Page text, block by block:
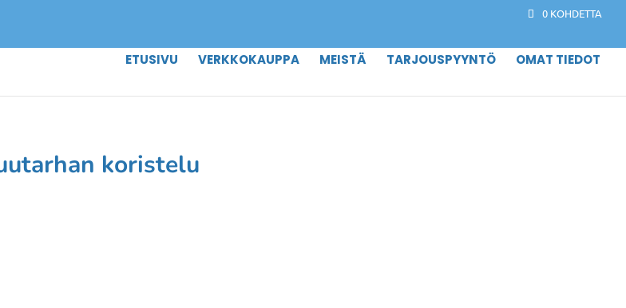
0 KOHDETTA
ETUSIVU VERKKOKAUPPA MEISTÄ TARJOUSPYYNTÖ OMAT TIEDOT
koristelu